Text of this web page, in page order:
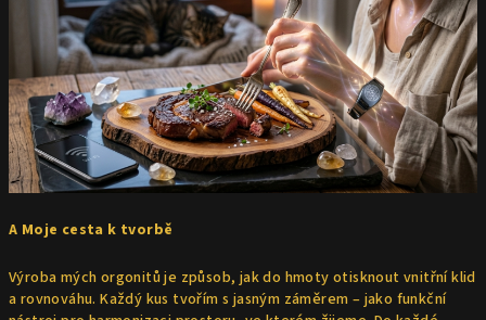
A Moje cesta k tvorbě
Výroba mých orgonitů je způsob, jak do hmoty otisknout vnitřní klid
a rovnováhu. Každý kus tvořím s jasným záměrem – jako funkční